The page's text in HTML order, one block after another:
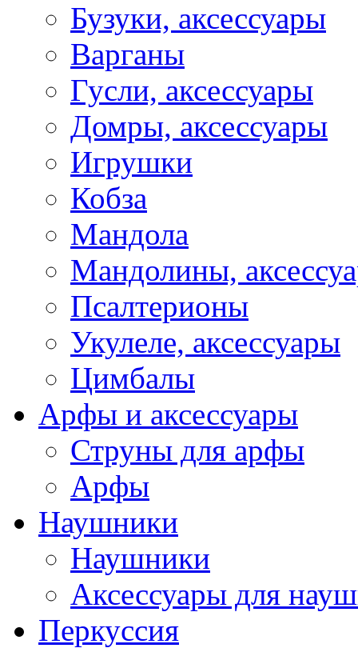
Бузуки, аксессуары
Варганы
Гусли, аксессуары
Домры, аксессуары
Игрушки
Кобза
Мандола
Мандолины,
Псалтерионы
Укулеле, аксессуары
Цимбалы
Арфы и аксессуары
Струны для арфы
Арфы
Наушники
Наушники
Аксессуары для
Перкуссия